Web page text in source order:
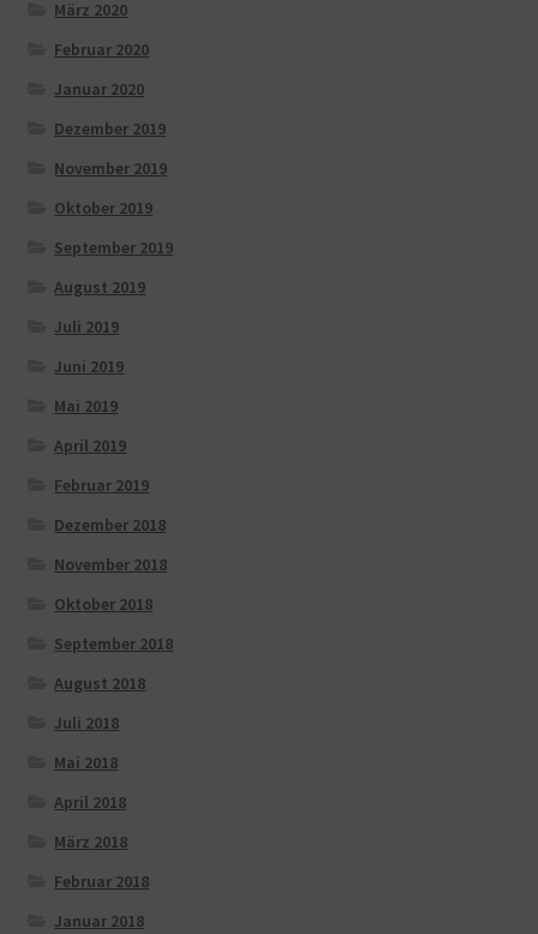
März 2020
Februar 2020
Januar 2020
Dezember 2019
November 2019
Oktober 2019
September 2019
August 2019
Juli 2019
Juni 2019
Mai 2019
April 2019
Februar 2019
Dezember 2018
November 2018
Oktober 2018
September 2018
August 2018
Juli 2018
Mai 2018
April 2018
März 2018
Februar 2018
Januar 2018